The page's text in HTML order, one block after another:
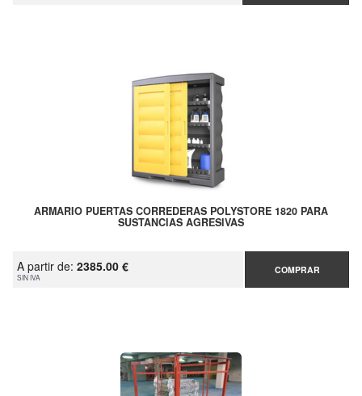
ARMARIO PUERTAS CORREDERAS POLYSTORE 1820 PARA
SUSTANCIAS AGRESIVAS
A partir de: 2385.00 €
SIN IVA
COMPRAR